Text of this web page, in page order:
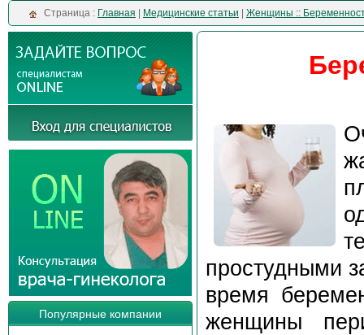
Cтраница : Главная Медицинские статьи Женщины ::
Популярные компании
простудными
время
женщины